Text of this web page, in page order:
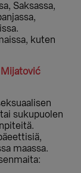
Saksassa,
kuten
Mijatović
sukupuolen
maassa.